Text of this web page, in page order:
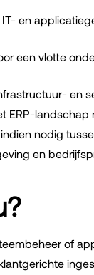
en
een vlotte
en
ERP-landschap
nodig
en
of